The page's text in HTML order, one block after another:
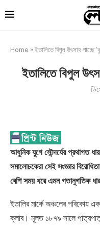
Home » ইতালিতে বিপুল উৎসাহ পাচ্ছে
ইতালিতে বিপুল
আধুনিক যুগে সৌন্দর্যের প্রথাগত
সমালোচকেরা সেই সংজ্ঞার
বেশি সময় ধরে এমন গতানুগতিক
ইতালির মার্কে অঞ্চলের পবিকোয়
ক্লাব। মূলত ১৮৭৯ সালে